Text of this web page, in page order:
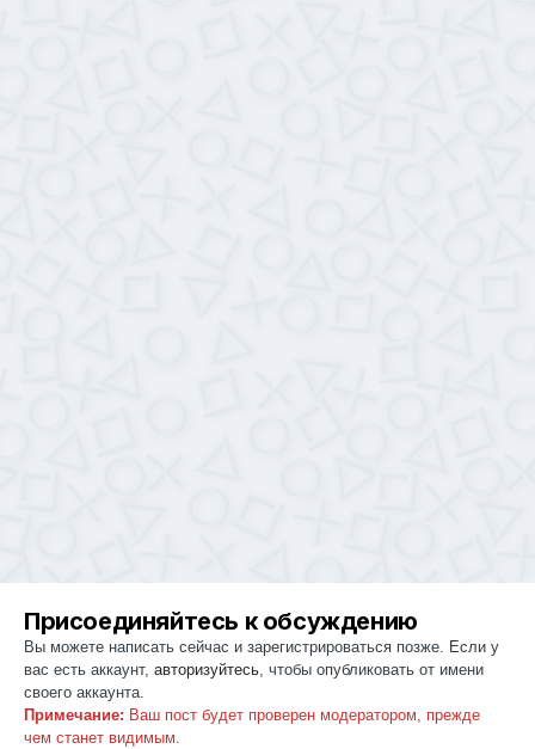
Присоединяйтесь к обсуждению
Вы можете написать сейчас и зарегистрироваться позже. Если у
вас есть аккаунт, авторизуйтесь, чтобы опубликовать от имени
своего аккаунта.
Примечание: Ваш пост будет проверен модератором, прежде
чем станет видимым.